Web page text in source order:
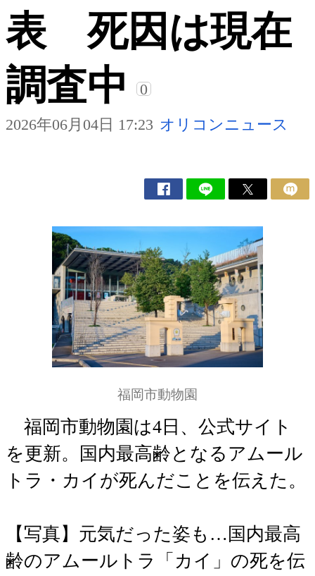
表 死因は現在
調査中
0
2026年06月04日 17:23 オリコンニュース
福岡市動物園
福岡市動物園は4日、公式サイト
を更新。国内最高齢となるアムール
トラ・カイが死んだことを伝えた。
【写真】元気だった姿も…国内最高
齢のアムールトラ「カイ」の死を伝